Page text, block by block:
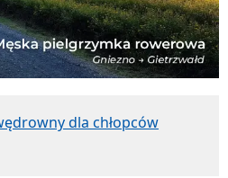
dla chłopców